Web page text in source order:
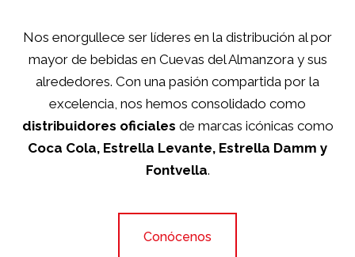
Nos enorgullece ser líderes en la distribución al por
mayor de bebidas en Cuevas del Almanzora y sus
alrededores. Con una pasión compartida por la
excelencia, nos hemos consolidado como
distribuidores oficiales de marcas icónicas como
Coca Cola, Estrella Levante, Estrella Damm y
Fontvella.
Conócenos